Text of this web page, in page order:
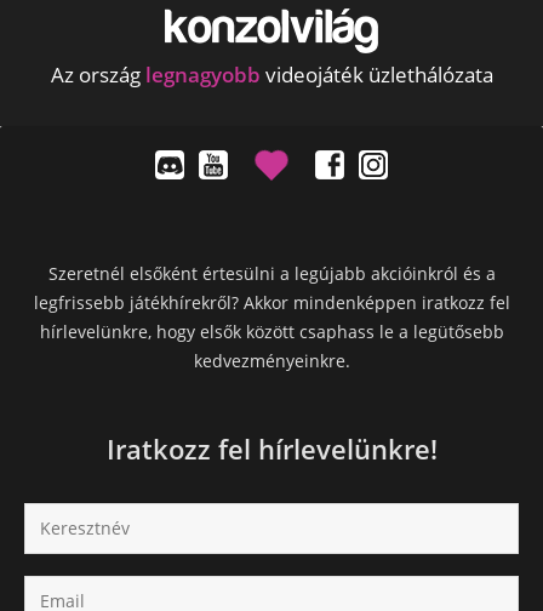
Az ország legnagyobb videojáték üzlethálózata
Szeretnél elsőként értesülni a legújabb akcióinkról és a
legfrissebb játékhírekről? Akkor mindenképpen iratkozz fel
hírlevelünkre, hogy elsők között csaphass le a legütősebb
kedvezményeinkre.
Iratkozz fel hírlevelünkre!